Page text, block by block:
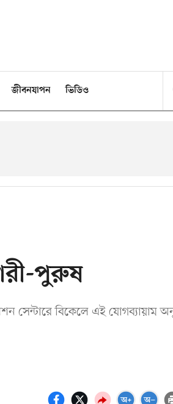
জীবনযাপন ভিডিও
পুরুষ
সেন্টারে বিকেলে এই যোগব্যায়াম